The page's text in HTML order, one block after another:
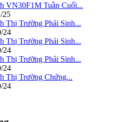
VN30F1M Tuần Cuối...
25
Thị Trường Phái Sinh...
24
Thị Trường Phái Sinh...
24
Thị Trường Phái Sinh...
24
Thị Trường Chứng...
24